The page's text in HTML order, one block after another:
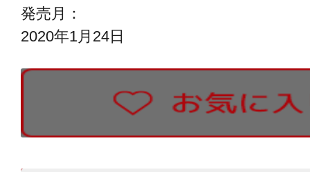
発売月：
2020年1月24日